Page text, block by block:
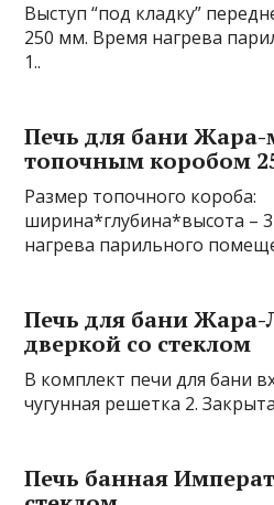
Выступ “под кладку”
250 мм. Время нагрева
1..
Печь для бани Жара-
топочным коробом
Размер топочного короба:
ширина*глубина*высота –
нагрева парильного
Печь для бани Жара-
дверкой со стеклом
В комплект печи для бани
чугунная решетка 2.
Печь банная